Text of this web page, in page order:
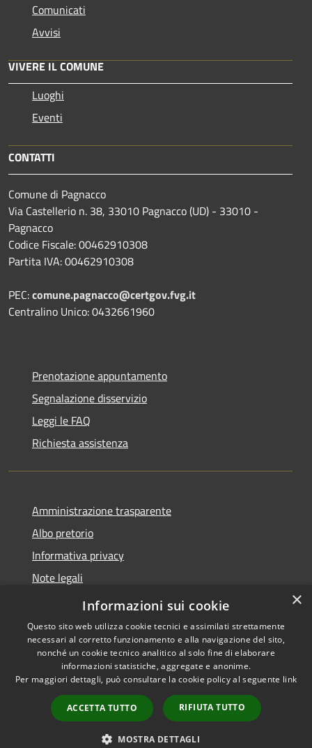
Comunicati
Avvisi
VIVERE IL COMUNE
Luoghi
Eventi
CONTATTI
Comune di Pagnacco
Via Castellerio n. 38, 33010 Pagnacco (UD) - 33010 -
Pagnacco
Codice Fiscale: 00462910308
Partita IVA: 00462910308
PEC:comune.pagnacco@certgov.fvg.it
Centralino Unico: 0432661960
Prenotazione appuntamento
Segnalazione disservizio
Leggi le FAQ
Richiesta assistenza
Amministrazione trasparente
Albo pretorio
Informativa privacy
Note legali
Dichiarazione di accessibilità
Accessibilità
Copyright © 2026 • Comune di
Pagnacco • Powered by
Municipium•
Accesso
redazione
×
Informazioni sui cookie
Questo sito web utilizza cookie tecnici e assimilati strettamente
necessari al corretto funzionamento e alla navigazione del sito,
nonché un cookie tecnico analitico al solo fine di elaborare
informazioni statistiche, aggregate e anonime.
Per maggiori dettagli, può consultare la cookie policy al seguente link
ACCETTA TUTTO RIFIUTA TUTTO
MOSTRA DETTAGLI